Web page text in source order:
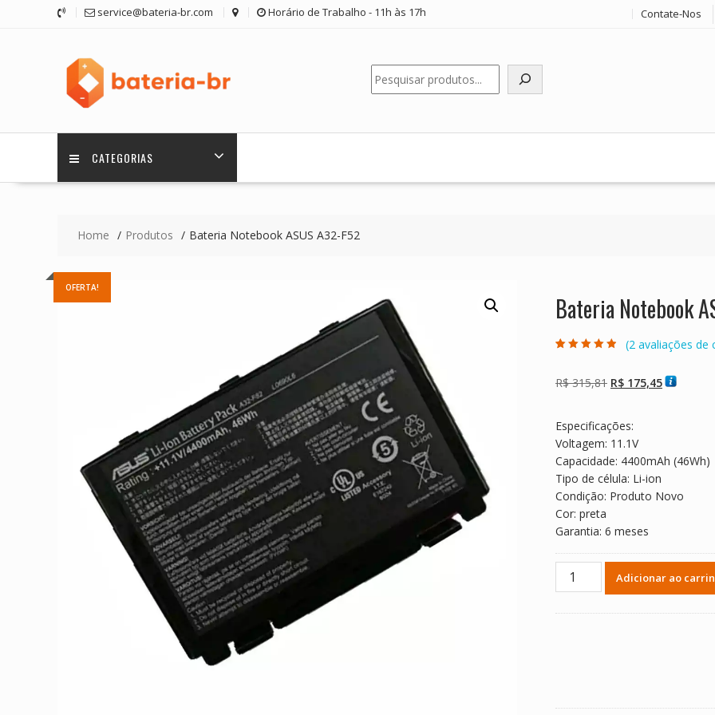
service@bateria-br.com Horário de Trabalho - 11h às 17h Contate-Nos
Pesquisar
CATEGORIAS
Home Produtos Bateria Notebook ASUS A32-F52
OFERTA!
Bateria Notebook
com baseado
em
(2 avaliações de
R$315,81 O
era:
R$ 315,81.
R$ 175,45O
Especificações:
Voltagem: 11.1V
Capacidade: 4400mAh (46Wh)
Tipo de célula: Li-ion
Condição: Produto Novo
Cor: preta
Garantia: 6 meses
Bateria
Notebook
Adicionar ao